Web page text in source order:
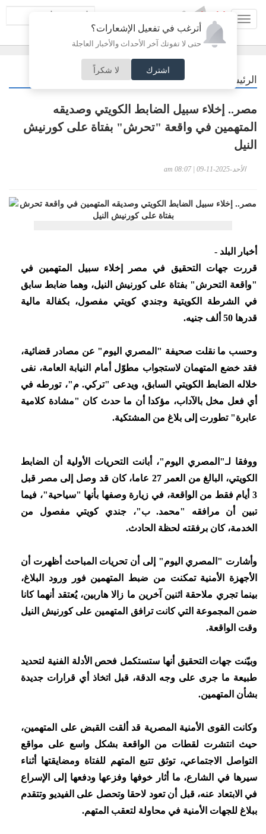
أترغب في تفعيل الإشعارات؟
حتى لا تفوتك آخر الأحداث والأخبار العاجلة
اشترك لا شكراً
الرئيسية
مصر.. إخلاء سبيل الضابط الكويتي وصديقه
المتهمين في واقعة "تحرش" بفتاة على كورنيش
النيل
الأحد-2025-11-09 | 08:07 am
أخبار البلد -
قررت جهات التحقيق في مصر إخلاء سبيل المتهمين في
"واقعة التحرش" بفتاة على كورنيش النيل، وهما ضابط سابق
في الشرطة الكويتية وجندي كويتي مفصول، بكفالة مالية
قدرها 50 ألف جنيه.
وحسب ما نقلت صحيفة "المصري اليوم" عن مصادر قضائية،
فقد خضع المتهمان لاستجواب مطوّل أمام النيابة العامة، نفى
خلاله الضابط الكويتي السابق، ويدعى "تركي. م"، تورطه في
أي فعل مخل بالآداب، مؤكدا أن ما حدث كان "مشادة كلامية
عابرة" تطورت إلى بلاغ من المشتكية.
ووفقا لـ"المصري اليوم"، أبانت التحريات الأولية أن الضابط
الكويتي، البالغ من العمر 27 عاما، كان قد وصل إلى مصر قبل
3 أيام فقط من الواقعة، في زيارة وصفها بأنها "سياحية"، فيما
تبين أن مرافقه "محمد. ب"، جندي كويتي مفصول من
الخدمة، كان برفقته لحظة الحادث.
وأشارت "المصري اليوم" إلى أن تحريات المباحث أظهرت أن
الأجهزة الأمنية تمكنت من ضبط المتهمين فور ورود البلاغ،
بينما تجري ملاحقة اثنين آخرين ما زالا هاربين، يُعتقد أنهما كانا
ضمن المجموعة التي كانت ترافق المتهمين على كورنيش النيل
وقت الواقعة.
وبيّنت جهات التحقيق أنها ستستكمل فحص الأدلة الفنية لتحديد
طبيعة ما جرى على وجه الدقة، قبل اتخاذ أي قرارات جديدة
بشأن المتهمين.
وكانت القوى الأمنية المصرية قد ألقت القبض على المتهمين،
حيث انتشرت لقطات من الواقعة بشكل واسع على مواقع
التواصل الاجتماعي، توثق تتبع المتهم للفتاة ومضايقتها أثناء
سيرها في الشارع، ما أثار خوفها وفزعها ودفعها إلى الإسراع
في الابتعاد عنه، قبل أن تعود لاحقا وتحصل على الفيديو وتتقدم
ببلاغ للجهات الأمنية في محاولة لتعقب المتهم.